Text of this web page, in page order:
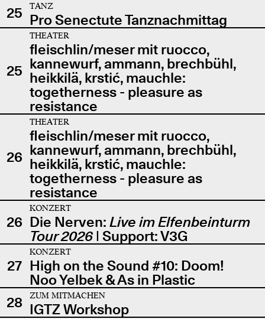
25
TANZ
Pro Senectute Tanznachmittag
25
THEATER
fleischlin/meser mit ruocco,
kannewurf, ammann, brechbühl,
heikkilä, krstić, mauchle:
togetherness - pleasure as
resistance
26
THEATER
fleischlin/meser mit ruocco,
kannewurf, ammann, brechbühl,
heikkilä, krstić, mauchle:
togetherness - pleasure as
resistance
26
KONZERT
Die Nerven: Live im Elfenbeinturm
Tour 2026| Support: V3G
27
KONZERT
High on the Sound #10: Doom!
Noo Yelbek & As in Plastic
28
ZUM MITMACHEN
IGTZ Workshop